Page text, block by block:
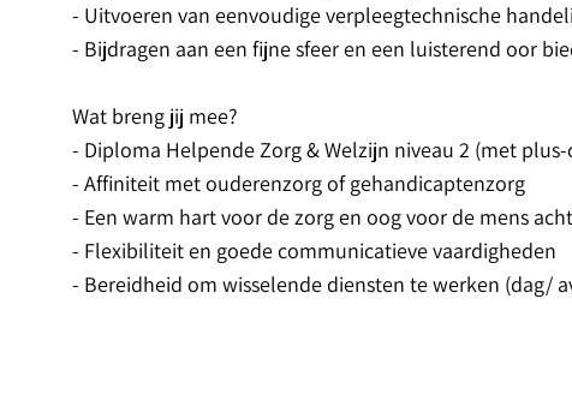
- Uitvoeren van eenvoudige verpleegtechnische
- Bijdragen aan een fijne sfeer en een luisterend oor
Wat breng jij mee?
- Diploma Helpende Zorg & Welzijn niveau 2 (met
- Affiniteit met ouderenzorg of gehandicaptenzorg
- Een warm hart voor de zorg en oog voor de mens
- Flexibiliteit en goede communicatieve vaardigheden
- Bereidheid om wisselende diensten te werken (dag/